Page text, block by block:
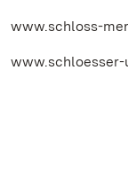
www.schloss-